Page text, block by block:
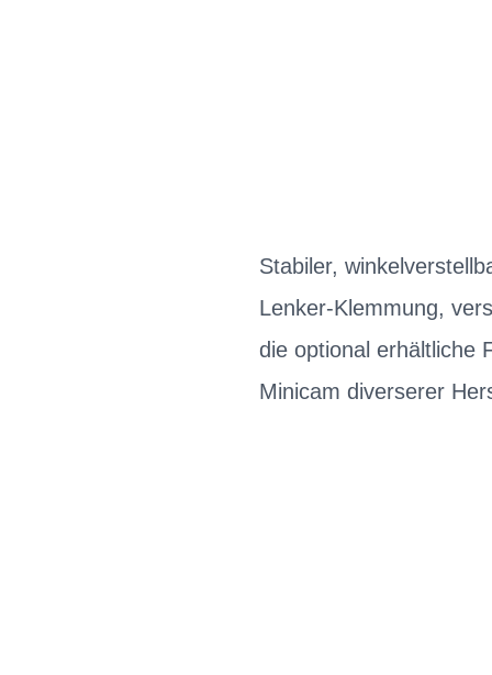
Stabiler,
Lenker-Klemmung,
die optional erhältliche
Minicam diverserer